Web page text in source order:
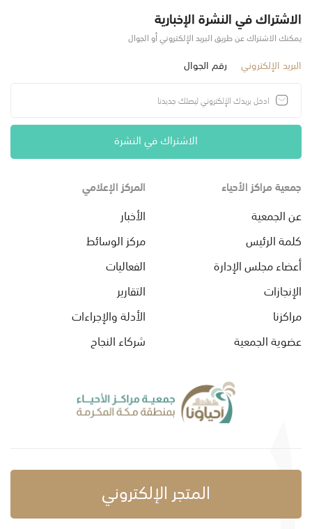
الاشتراك في النشرة الإخبارية
يمكنك الاشتراك عن طريق البريد الإلكتروني أو الجوال
البريد الإلكتروني رقم الجوال
الاشتراك في النشرة
جمعية مراكز الأحياء
عن الجمعية
كلمة الرئيس
أعضاء مجلس الإدارة
الإنجازات
مراكزنا
عضوية الجمعية
المركز الإعلامي
الأخبار
مركز الوسائط
الفعاليات
التقارير
الأدلة والإجراءات
شركاء النجاح
المتجر الإلكتروني